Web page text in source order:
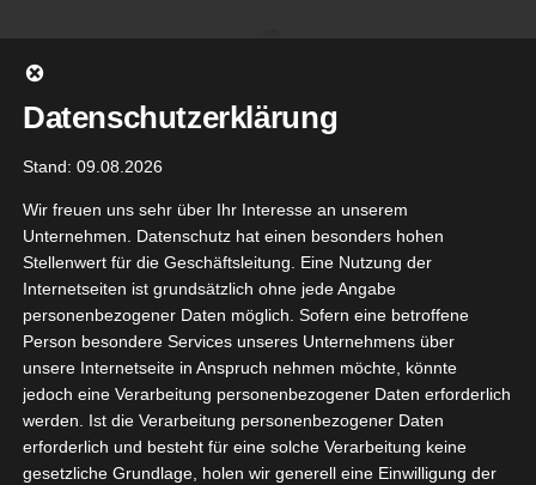
springen
Gehe zu ...
Datenschutzerklärung
Stand: 09.08.2026
Wir freuen uns sehr über Ihr Interesse an unserem
Unternehmen. Datenschutz hat einen besonders hohen
Stellenwert für die Geschäftsleitung. Eine Nutzung der
Internetseiten ist grundsätzlich ohne jede Angabe
personenbezogener Daten möglich. Sofern eine betroffene
Person besondere Services unseres Unternehmens über
unsere Internetseite in Anspruch nehmen möchte, könnte
jedoch eine Verarbeitung personenbezogener Daten erforderlich
werden. Ist die Verarbeitung personenbezogener Daten
erforderlich und besteht für eine solche Verarbeitung keine
gesetzliche Grundlage, holen wir generell eine Einwilligung der